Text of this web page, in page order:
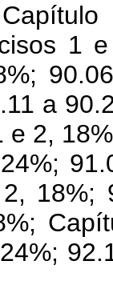
1
a
e 2,
18%;